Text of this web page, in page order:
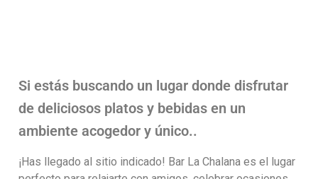
Si estás buscando un lugar donde disfrutar
de deliciosos platos y bebidas en un
ambiente acogedor y único..
¡Has llegado al sitio indicado! Bar La Chalana es el lugar